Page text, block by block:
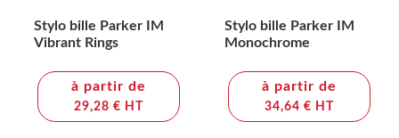
Stylo bille Parker IM
Vibrant Rings
à partir de
29,28 € HT
Stylo bille Parker IM
Monochrome
à partir de
34,64 € HT